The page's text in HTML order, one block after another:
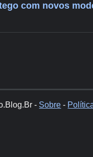
com novos
- Sobre -